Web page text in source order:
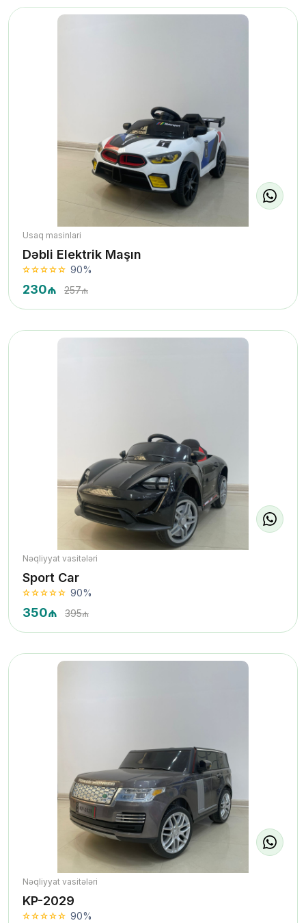
Usaq masinlari
Dəbli Elektrik Maşın
90%
230₼ 257₼
Nəqliyyat vasitələri
Sport Car
90%
350₼ 395₼
Nəqliyyat vasitələri
KP-2029
90%